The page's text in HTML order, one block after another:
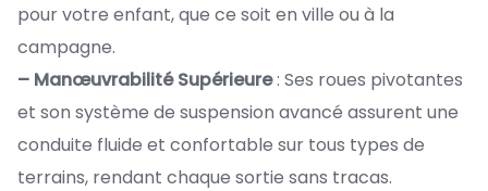
pour votre enfant, que ce soit en ville ou à la
campagne.
– Manœuvrabilité Supérieure: Ses roues pivotantes
et son système de suspension avancé assurent une
conduite fluide et confortable sur tous types de
terrains, rendant chaque sortie sans tracas.